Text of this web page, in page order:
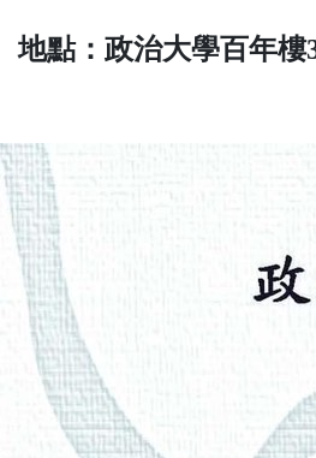
地點：政治大學百年樓